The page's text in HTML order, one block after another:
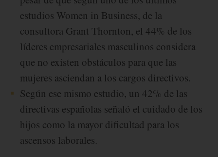
estudios Women in Business, de la
consultora Grant Thornton, el 44% de los
líderes empresariales masculinos considera
que no existen obstáculos para que las
mujeres asciendan a los cargos directivos.
Según ese mismo estudio, un 42% de las
directivas españolas señaló el cuidado de los
hijos como la mayor dificultad para los
ascensos laborales.